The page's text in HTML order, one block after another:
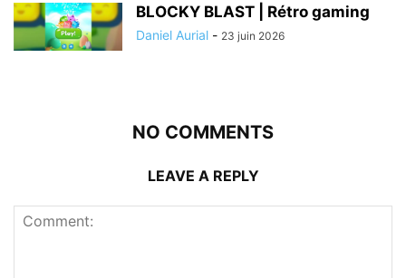
BLOCKY BLAST | Rétro gaming
Daniel Aurial - 23 juin 2026
NO COMMENTS
LEAVE A REPLY